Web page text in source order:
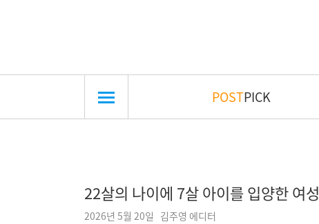
POSTPICK
22살의 나이에 7살 아이를 입양한 여성
2026년 5월 20일 김주영 에디터